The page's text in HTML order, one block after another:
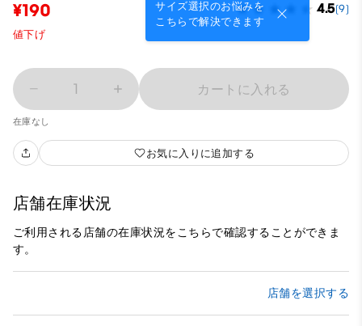
サイズ選択のお悩みを
こちらで解決できます
¥190 4.5(9)
値下げ
1 カートに入れる
在庫なし
お気に入りに追加する
店舗在庫状況
ご利用される店舗の在庫状況をこちらで確認することができま
す。
店舗を選択する